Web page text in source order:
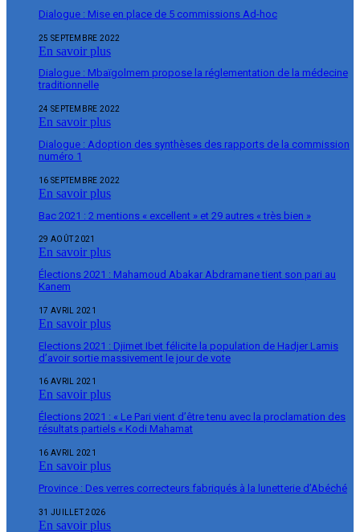
Dialogue : Mise en place de 5 commissions Ad-hoc
25 SEPTEMBRE 2022
En savoir plus
Dialogue : Mbaïgolmem propose la réglementation de la médecine
traditionnelle
24 SEPTEMBRE 2022
En savoir plus
Dialogue : Adoption des synthèses des rapports de la commission
numéro 1
16 SEPTEMBRE 2022
En savoir plus
Bac 2021 : 2 mentions « excellent » et 29 autres « très bien »
29 AOÛT 2021
En savoir plus
Élections 2021 : Mahamoud Abakar Abdramane tient son pari au
Kanem
17 AVRIL 2021
En savoir plus
Elections 2021 : Djimet Ibet félicite la population de Hadjer Lamis
d’avoir sortie massivement le jour de vote
16 AVRIL 2021
En savoir plus
Élections 2021 : « Le Pari vient d’être tenu avec la proclamation des
résultats partiels « Kodi Mahamat
16 AVRIL 2021
En savoir plus
Province : Des verres correcteurs fabriqués à la lunetterie d’Abéché
31 JUILLET 2026
En savoir plus